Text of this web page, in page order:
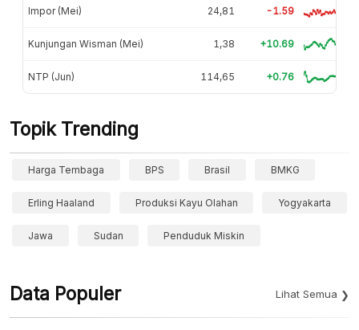
Impor (Mei) 24,81 -1.59
Kunjungan Wisman (Mei) 1,38 +10.69
NTP (Jun) 114,65 +0.76
Topik Trending
Harga Tembaga BPS Brasil BMKG
Erling Haaland Produksi Kayu Olahan Yogyakarta
Jawa Sudan Penduduk Miskin
Data Populer Lihat Semua